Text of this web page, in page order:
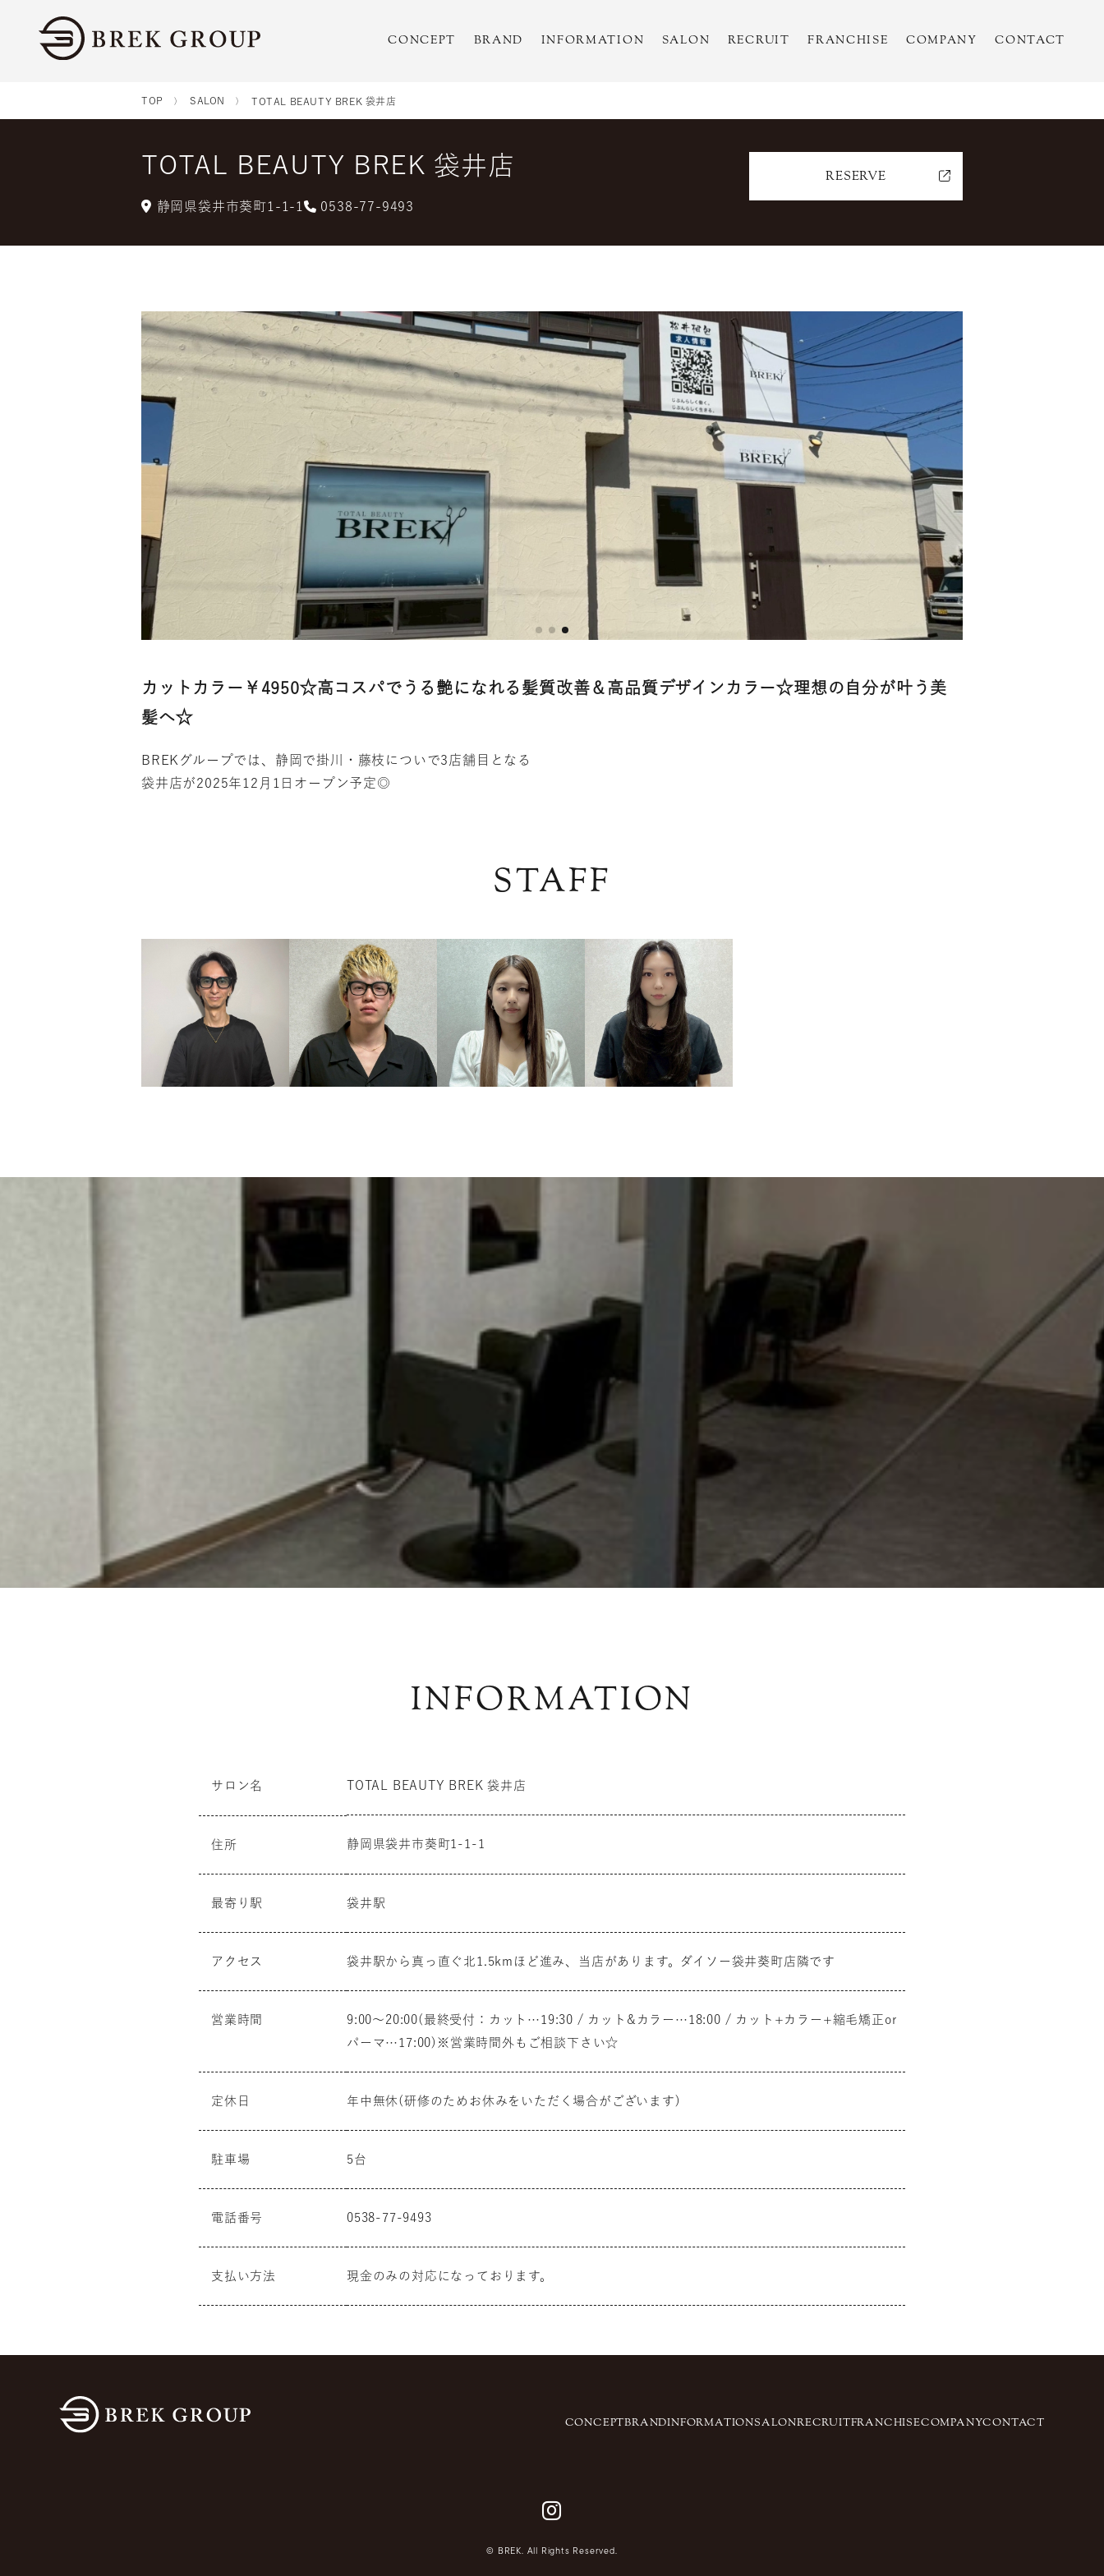
CONCEPT BRAND INFORMATION SALON RECRUIT FRANCHISE COMPANY CONTACT
TOP SALON TOTAL BEAUTY BREK 袋井店
TOTAL BEAUTY BREK 袋井店
静岡県袋井市葵町1-1-1 0538-77-9493
RESERVE
カットカラー￥4950☆高コスパでうる艶になれる髪質改善＆高品質デザインカラー☆理想の自分が叶う美
髪へ☆
BREKグループでは、静岡で掛川・藤枝についで3店舗目となる
袋井店が2025年12月1日オープン予定◎
STAFF
INFORMATION
サロン名 TOTAL BEAUTY BREK 袋井店
住所 静岡県袋井市葵町1-1-1
最寄り駅 袋井駅
アクセス 袋井駅から真っ直ぐ北1.5kmほど進み、当店があります。ダイソー袋井葵町店隣です
営業時間
9:00～20:00(最終受付：カット…19:30 / カット&カラー…18:00 / カット+カラー+縮毛矯正or
パーマ…17:00)※営業時間外もご相談下さい☆
定休日 年中無休(研修のためお休みをいただく場合がございます)
駐車場 5台
電話番号 0538-77-9493
支払い方法 現金のみの対応になっております。
CONCEPTBRANDINFORMATIONSALONRECRUITFRANCHISECOMPANYCONTACT
© BREK. All Rights Reserved.